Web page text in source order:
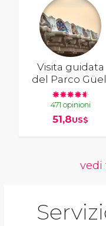
Visita guidata
del Parco Güell
471 opinioni
51,8US$
vedi